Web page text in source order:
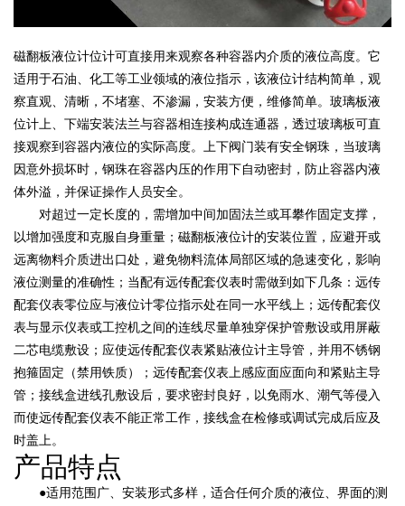
磁翻板液位计位计可直接用来观察各种容器内介质的液位高度。它
适用于石油、化工等工业领域的液位指示，该液位计结构简单，观
察直观、清晰，不堵塞、不渗漏，安装方便，维修简单。玻璃板液
位计上、下端安装法兰与容器相连接构成连通器，透过玻璃板可直
接观察到容器内液位的实际高度。上下阀门装有安全钢珠，当玻璃
因意外损坏时，钢珠在容器内压的作用下自动密封，防止容器内液
体外溢，并保证操作人员安全。
对超过一定长度的，需增加中间加固法兰或耳攀作固定支撑，
以增加强度和克服自身重量；磁翻板液位计的安装位置，应避开或
远离物料介质进出口处，避免物料流体局部区域的急速变化，影响
液位测量的准确性；当配有远传配套仪表时需做到如下几条：远传
配套仪表零位应与液位计零位指示处在同一水平线上；远传配套仪
表与显示仪表或工控机之间的连线尽量单独穿保护管敷设或用屏蔽
二芯电缆敷设；应使远传配套仪表紧贴液位计主导管，并用不锈钢
抱箍固定（禁用铁质）；远传配套仪表上感应面应面向和紧贴主导
管；接线盒进线孔敷设后，要求密封良好，以免雨水、潮气等侵入
而使远传配套仪表不能正常工作，接线盒在检修或调试完成后应及
时盖上。
产品特点
●适用范围广、安装形式多样，适合任何介质的液位、界面的测